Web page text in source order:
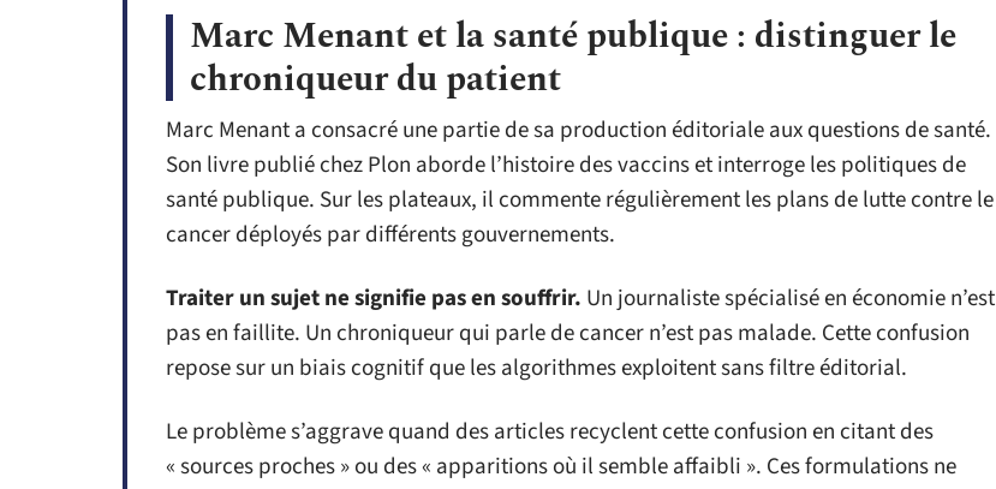
Marc Menant et la santé publique : distinguer le
chroniqueur du patient
Marc Menant a consacré une partie de sa production éditoriale aux questions de santé.
Son livre publié chez Plon aborde l’histoire des vaccins et interroge les politiques de
santé publique. Sur les plateaux, il commente régulièrement les plans de lutte contre le
cancer déployés par différents gouvernements.
Traiter un sujet ne signifie pas en souffrir. Un journaliste spécialisé en économie n’est
pas en faillite. Un chroniqueur qui parle de cancer n’est pas malade. Cette confusion
repose sur un biais cognitif que les algorithmes exploitent sans filtre éditorial.
Le problème s’aggrave quand des articles recyclent cette confusion en citant des
« sources proches » ou des « apparitions où il semble affaibli ». Ces formulations ne